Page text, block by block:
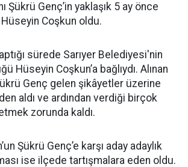
Şükrü Genç’in yaklaşık 5 ay önce
Hüseyin Coşkun oldu.
sürede Sarıyer Belediyesi'nin
Hüseyin Coşkun’a bağlıydı. Alınan
Genç gelen şikâyetler üzerine
aldı ve ardından verdiği birçok
zorunda kaldı.
Şükrü Genç’e karşı aday adaylık
ise ilçede tartışmalara eden oldu.